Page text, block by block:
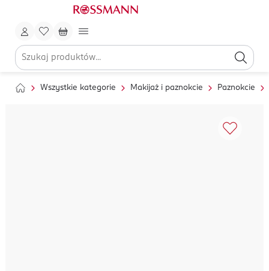
Wszystkie kategorie Makijaż i paznokcie Paznokcie